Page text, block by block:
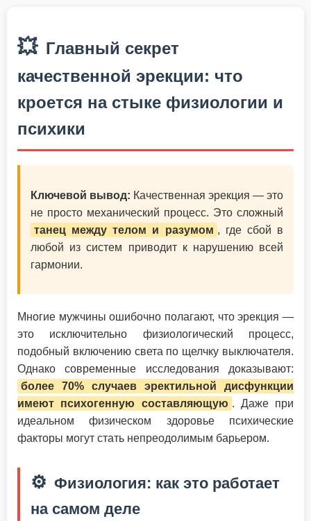
💥 Главный секрет
качественной эрекции: что
кроется на стыке физиологии и
психики
Ключевой вывод: Качественная эрекция — это
не просто механический процесс. Это сложный
танец между телом и разумом , где сбой в
любой из систем приводит к нарушению всей
гармонии.
Многие мужчины ошибочно полагают, что эрекция —
это исключительно физиологический процесс,
подобный включению света по щелчку выключателя.
Однако современные исследования доказывают:
более 70% случаев эректильной дисфункции
имеют психогенную составляющую . Даже при
идеальном физическом здоровье психические
факторы могут стать непреодолимым барьером.
⚙️ Физиология: как это работает
на самом деле